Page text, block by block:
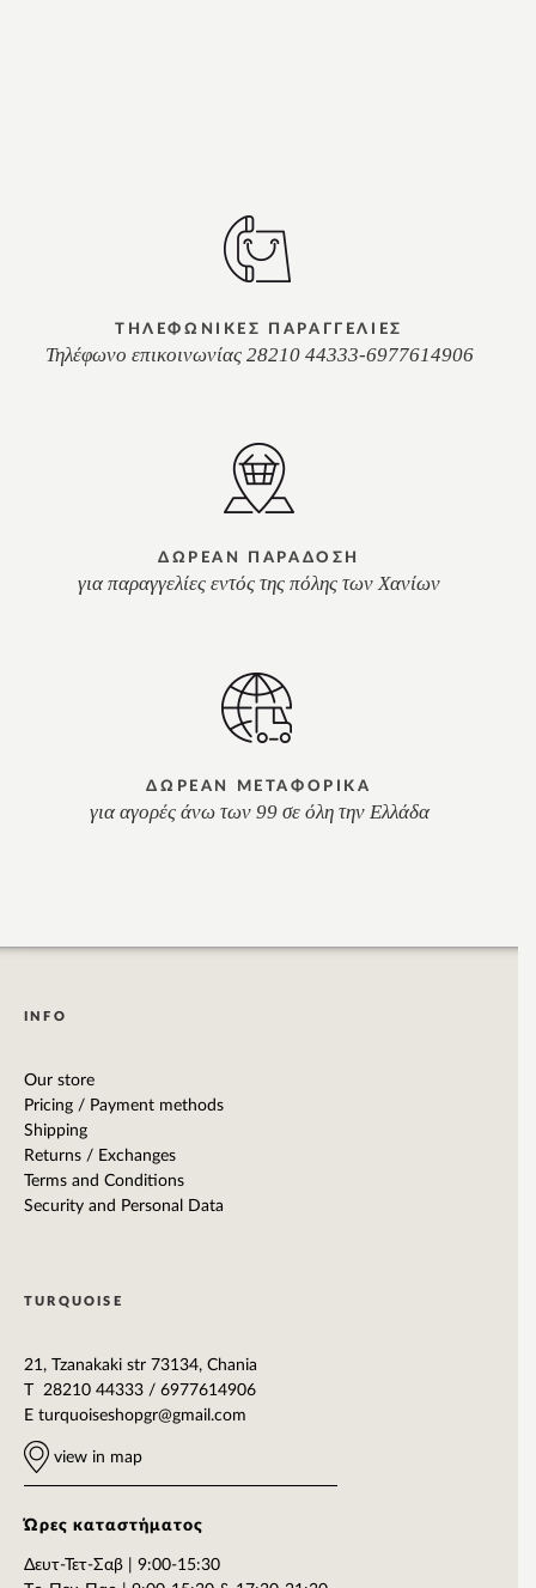
ΤΗΛΕΦΩΝΙΚΕΣ ΠΑΡΑΓΓΕΛΙΕΣ
Τηλέφωνο επικοινωνίας 28210 44333-6977614906
ΔΩΡΕΑΝ ΠΑΡΑΔΟΣΗ
για παραγγελίες εντός της πόλης των Χανίων
ΔΩΡΕΑΝ ΜΕΤΑΦΟΡΙΚΑ
για αγορές άνω των 99 σε όλη την Ελλάδα
INFO
Our store
Pricing / Payment methods
Shipping
Returns / Exchanges
Terms and Conditions
Security and Personal Data
TURQUOISE
21, Tzanakaki str 73134, Chania
T 28210 44333 / 6977614906
E turquoiseshopgr@gmail.com
view in map
Ώρες καταστήματος
Δευτ-Τετ-Σαβ | 9:00-15:30